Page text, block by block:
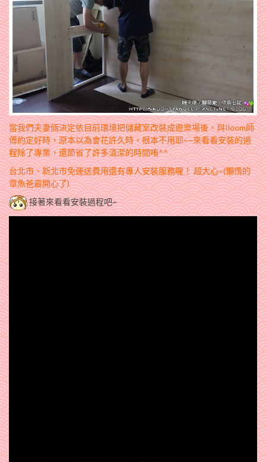
當我們夫妻倆決定依目前環境把儲藏室改裝成遊樂場後，與Iloom師
傅約定好時，原本以為會花許久時，根本不用耶~~來看看安裝的過
程除了專業，還節省了許多清潔的時間哊^^
台北市、新北市免運送費用還有專人安裝服務喔！超大心~(懶惰的
章魚爸最開心了)
接著來看看安裝過程吧~